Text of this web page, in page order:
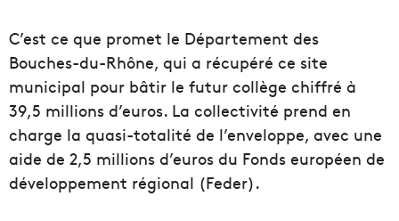
C’est ce que promet le Département des
Bouches-du-Rhône, qui a récupéré ce site
municipal pour bâtir le futur collège chiffré à
39,5 millions d’euros. La collectivité prend en
charge la quasi-totalité de l’enveloppe, avec une
aide de 2,5 millions d’euros du Fonds européen de
développement régional (Feder).